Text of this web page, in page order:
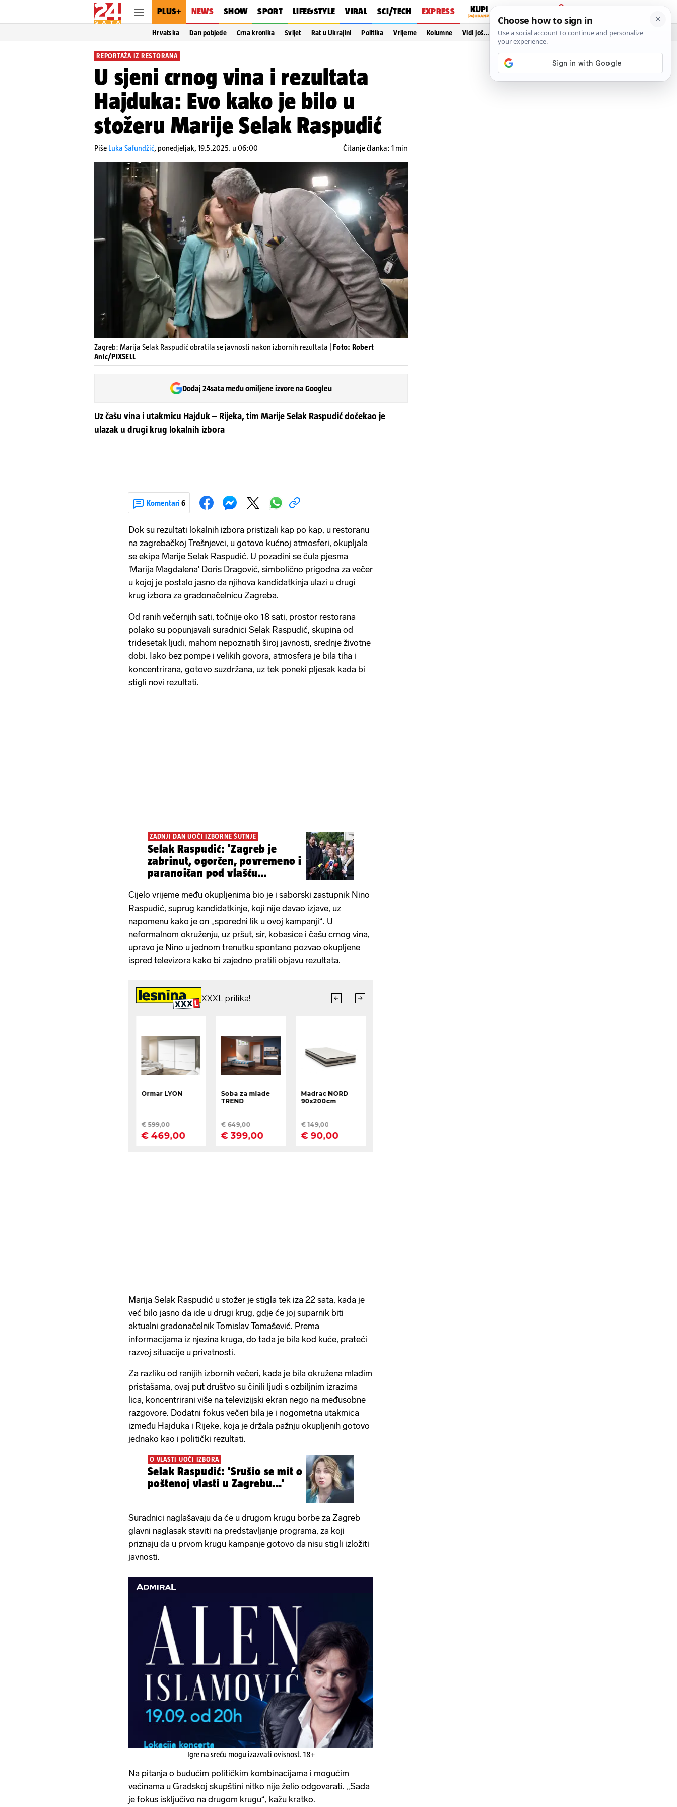
PLUS+ NEWS SHOW SPORT LIFE&STYLE VIRAL SCI/TECH EXPRESS
PRIJAVA
Hrvatska Dan pobjede Crna kronika Svijet Rat u Ukrajini Politika Vrijeme Kolumne Vidi još…
REPORTAŽA IZ RESTORANA
U sjeni crnog vina i rezultata
Hajduka: Evo kako je bilo u
stožeru Marije Selak Raspudić
Piše Luka Safundžić, ponedjeljak, 19.5.2025. u 06:00 Čitanje članka: 1 min
Zagreb: Marija Selak Raspudić obratila se javnosti nakon izbornih rezultata | Foto: Robert
Anic/PIXSELL
Dodaj 24sata među omiljene izvore na Googleu
Uz čašu vina i utakmicu Hajduk – Rijeka, tim Marije Selak Raspudić dočekao je
ulazak u drugi krug lokalnih izbora
Komentari 6
Dok su rezultati lokalnih izbora pristizali kap po kap, u restoranu
na zagrebačkoj Trešnjevci, u gotovo kućnoj atmosferi, okupljala
se ekipa Marije Selak Raspudić. U pozadini se čula pjesma
'Marija Magdalena' Doris Dragović, simbolično prigodna za večer
u kojoj je postalo jasno da njihova kandidatkinja ulazi u drugi
krug izbora za gradonačelnicu Zagreba.
Od ranih večernjih sati, točnije oko 18 sati, prostor restorana
polako su popunjavali suradnici Selak Raspudić, skupina od
tridesetak ljudi, mahom nepoznatih široj javnosti, srednje životne
dobi. Iako bez pompe i velikih govora, atmosfera je bila tiha i
koncentrirana, gotovo suzdržana, uz tek poneki pljesak kada bi
stigli novi rezultati.
ZADNJI DAN UOČI IZBORNE ŠUTNJE
Selak Raspudić: 'Zagreb je
zabrinut, ogorčen, povremeno i
paranoičan pod vlašću
Cijelo vrijeme među okupljenima bio je i saborski zastupnik Nino
Raspudić, suprug kandidatkinje, koji nije davao izjave, uz
napomenu kako je on „sporedni lik u ovoj kampanji“. U
neformalnom okruženju, uz pršut, sir, kobasice i čašu crnog vina,
upravo je Nino u jednom trenutku spontano pozvao okupljene
ispred televizora kako bi zajedno pratili objavu rezultata.
Marija Selak Raspudić u stožer je stigla tek iza 22 sata, kada je
već bilo jasno da ide u drugi krug, gdje će joj suparnik biti
aktualni gradonačelnik Tomislav Tomašević. Prema
informacijama iz njezina kruga, do tada je bila kod kuće, prateći
razvoj situacije u privatnosti.
Za razliku od ranijih izbornih večeri, kada je bila okružena mlađim
pristašama, ovaj put društvo su činili ljudi s ozbiljnim izrazima
lica, koncentrirani više na televizijski ekran nego na međusobne
razgovore. Dodatni fokus večeri bila je i nogometna utakmica
između Hajduka i Rijeke, koja je držala pažnju okupljenih gotovo
jednako kao i politički rezultati.
O VLASTI UOČI IZBORA
Selak Raspudić: 'Srušio se mit o
poštenoj vlasti u Zagrebu...'
Suradnici naglašavaju da će u drugom krugu borbe za Zagreb
glavni naglasak staviti na predstavljanje programa, za koji
priznaju da u prvom krugu kampanje gotovo da nisu stigli izložiti
javnosti.
Igre na sreću mogu izazvati ovisnost. 18+
Na pitanja o budućim političkim kombinacijama i mogućim
većinama u Gradskoj skupštini nitko nije želio odgovarati. „Sada
je fokus isključivo na drugom krugu“, kažu kratko.